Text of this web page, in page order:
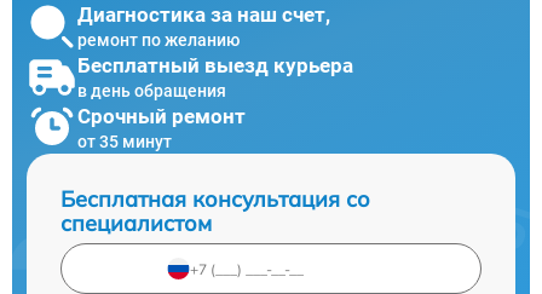
Диагностика за наш счет,
ремонт по желанию
Бесплатный выезд курьера
в день обращения
Срочный ремонт
от 35 минут
Бесплатная консультация со
специалистом